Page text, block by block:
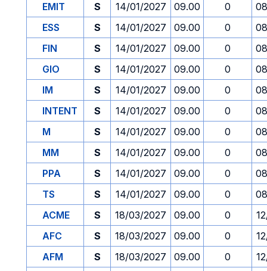
EMIT
S 14/01/2027 09.00 0
ESS
S 14/01/2027 09.00 0
FIN
S 14/01/2027 09.00 0
GIO
S 14/01/2027 09.00 0
IM
S 14/01/2027 09.00 0
INTENT
S 14/01/2027 09.00 0
M
S 14/01/2027 09.00 0
MM
S 14/01/2027 09.00 0
PPA
S 14/01/2027 09.00 0
TS
S 14/01/2027 09.00 0
ACME
S 18/03/2027 09.00 0
AFC
S 18/03/2027 09.00 0
AFM
S 18/03/2027 09.00 0